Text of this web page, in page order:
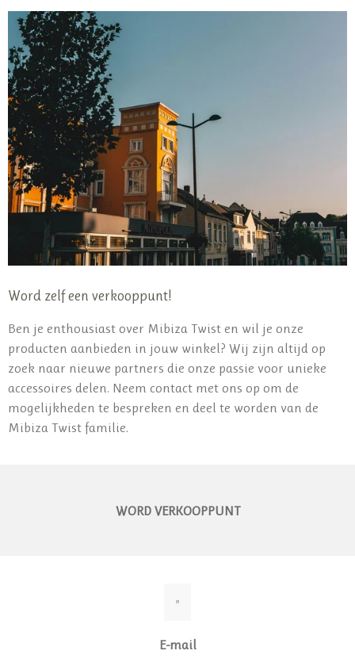
Word zelf een verkooppunt!
Ben je enthousiast over Mibiza Twist en wil je onze
producten aanbieden in jouw winkel? Wij zijn altijd op
zoek naar nieuwe partners die onze passie voor unieke
accessoires delen. Neem contact met ons op om de
mogelijkheden te bespreken en deel te worden van de
Mibiza Twist familie.
WORD VERKOOPPUNT
E-mail